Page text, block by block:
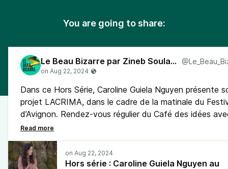
You are going to share:
Le Beau Bizarre par Zineb Soulaimani
Dans ce Hors Série, Caroline Guiela Nguyen présente
projet LACRIMA, dans le cadre de la matinale du
d’Avignon. Rendez-vous régulier du Café des idées
les artistes qui font l’actualité du Festival au micro de
Zineb Soulaimani.
Hors série : Caroline Guiela Nguyen au